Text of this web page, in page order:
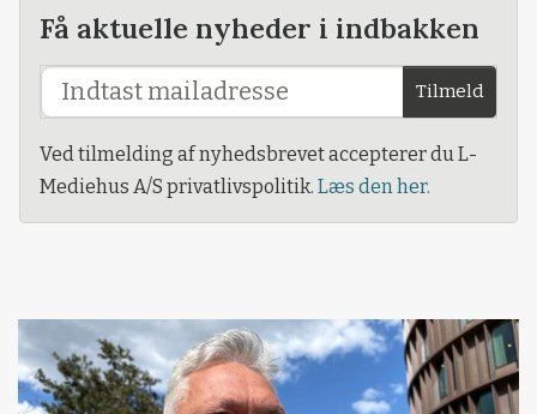
Få aktuelle nyheder i indbakken
Tilmeld
Ved tilmelding af nyhedsbrevet accepterer du L-
Mediehus A/S privatlivspolitik. Læs den her.